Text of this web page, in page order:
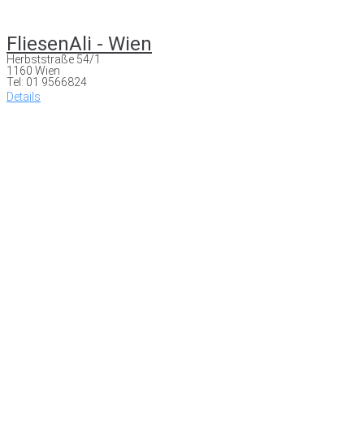
FliesenAli - Wien
Herbststraße 54/1
1160 Wien
Tel: 01 9566824
Details